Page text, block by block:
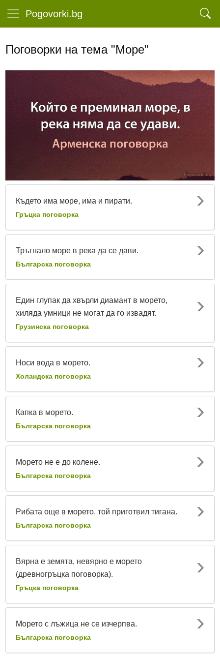
Pogovorki.bg
Поговорки на тема "Море"
Където има море, има и пирати.
Гръцка поговорка
Тръгнало море в река да се дави.
Българска поговорка
Един глупак да хвърли диамант в морето,
хиляда умници не могат да го извадят.
Грузинска поговорка
Носи вода в морето.
Холандска поговорка
Капка в морето.
Българска поговорка
Морето не е до колене.
Българска поговорка
Рибата още в морето, той приготвил тигана.
Българска поговорка
Вярна е земята, невярно е морето
(древногръцка поговорка).
Гръцка поговорка
Морето с лъжица не се изчерпва.
Българска поговорка